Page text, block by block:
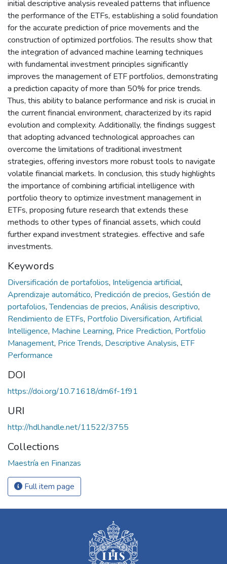
initial descriptive analysis revealed patterns that influence
the performance of the ETFs, establishing a solid foundation
for the accurate prediction of price movements and the
construction of optimized portfolios. The results show that
the integration of advanced machine learning techniques
with fundamental investment principles significantly
improves the management of ETF portfolios, demonstrating
a prediction capacity of more than 50% for price trends.
Thus, this ability to balance performance and risk is crucial in
the current financial environment, characterized by its rapid
evolution and complexity. Additionally, the findings suggest
that adopting advanced technological approaches can
overcome the limitations of traditional investment
strategies, offering investors more robust tools to navigate
volatile financial markets. In conclusion, this study highlights
the importance of combining artificial intelligence with
portfolio theory to optimize investment management in
ETFs, proposing future research that extends these
methods to other types of financial assets, which could
further expand investment strategies. effective and safe
investments.
Keywords
Diversificación de portafolios, Inteligencia artificial,
Aprendizaje automático, Predicción de precios, Gestión de
portafolios,Tendencias de precios, Análisis descriptivo,
Rendimiento de ETFs, Portfolio Diversification, Artificial
Intelligence, Machine Learning, Price Prediction, Portfolio
Management, Price Trends, Descriptive Analysis, ETF
Performance
DOI
https://doi.org/10.71618/dm6f-1f91
URI
http://hdl.handle.net/11522/3755
Collections
Maestría en Finanzas
Full item page